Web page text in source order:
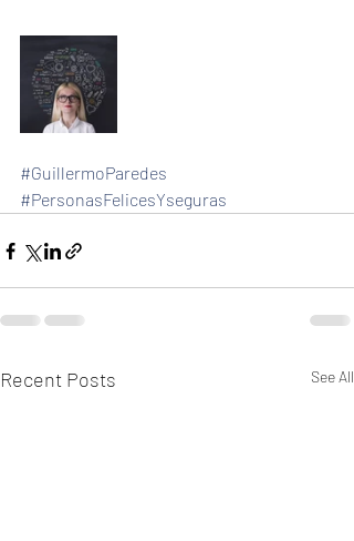
#GuillermoParedes
#PersonasFelicesYseguras
Recent Posts See All